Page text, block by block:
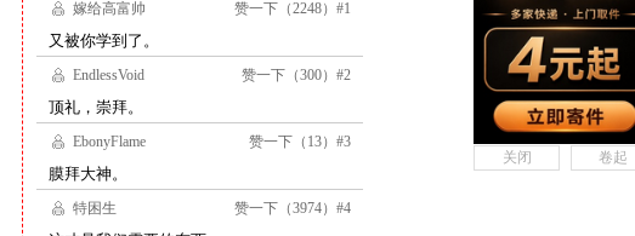
关闭 卷起